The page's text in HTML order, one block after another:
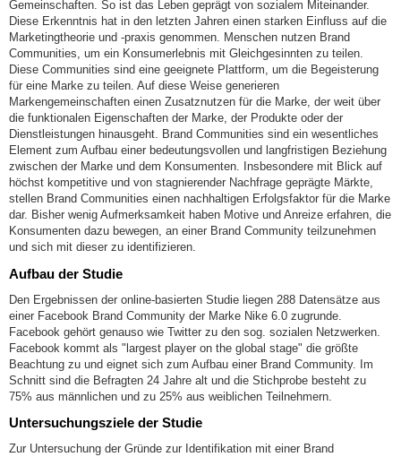
Gemeinschaften. So ist das Leben geprägt von sozialem Miteinander.
Diese Erkenntnis hat in den letzten Jahren einen starken Einfluss auf die
Marketingtheorie und -praxis genommen. Menschen nutzen Brand
Communities, um ein Konsumerlebnis mit Gleichgesinnten zu teilen.
Diese Communities sind eine geeignete Plattform, um die Begeisterung
für eine Marke zu teilen. Auf diese Weise generieren
Markengemeinschaften einen Zusatznutzen für die Marke, der weit über
die funktionalen Eigenschaften der Marke, der Produkte oder der
Dienstleistungen hinausgeht. Brand Communities sind ein wesentliches
Element zum Aufbau einer bedeutungsvollen und langfristigen Beziehung
zwischen der Marke und dem Konsumenten. Insbesondere mit Blick auf
höchst kompetitive und von stagnierender Nachfrage geprägte Märkte,
stellen Brand Communities einen nachhaltigen Erfolgsfaktor für die Marke
dar. Bisher wenig Aufmerksamkeit haben Motive und Anreize erfahren, die
Konsumenten dazu bewegen, an einer Brand Community teilzunehmen
und sich mit dieser zu identifizieren.
Aufbau der Studie
Den Ergebnissen der online-basierten Studie liegen 288 Datensätze aus
einer Facebook Brand Community der Marke Nike 6.0 zugrunde.
Facebook gehört genauso wie Twitter zu den sog. sozialen Netzwerken.
Facebook kommt als "largest player on the global stage" die größte
Beachtung zu und eignet sich zum Aufbau einer Brand Community. Im
Schnitt sind die Befragten 24 Jahre alt und die Stichprobe besteht zu
75% aus männlichen und zu 25% aus weiblichen Teilnehmern.
Untersuchungsziele der Studie
Zur Untersuchung der Gründe zur Identifikation mit einer Brand